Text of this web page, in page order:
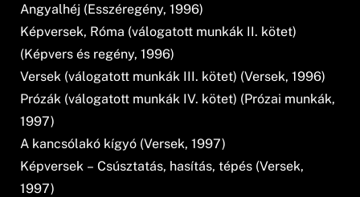
Angyalhéj (Esszéregény, 1996)
Képversek, Róma (válogatott munkák II. kötet)
(Képvers és regény, 1996)
Versek (válogatott munkák III. kötet) (Versek, 1996)
Prózák (válogatott munkák IV. kötet) (Prózai munkák,
1997)
A kancsólakó kígyó (Versek, 1997)
Képversek – Csúsztatás, hasítás, tépés (Versek,
1997)